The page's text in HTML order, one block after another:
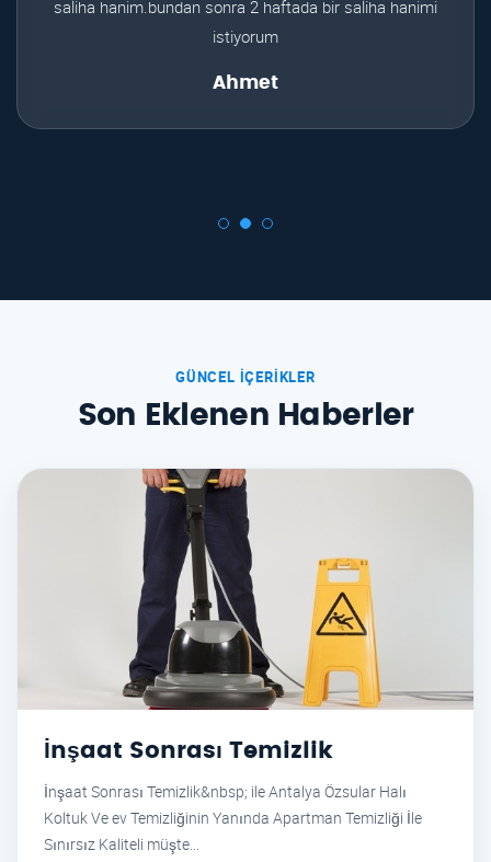
saliha hanim.bundan sonra 2 haftada bir saliha hanimi
istiyorum
Ahmet
GÜNCEL İÇERIKLER
Son Eklenen Haberler
İnşaat Sonrası Temizlik
İnşaat Sonrası Temizlik&nbsp; ile Antalya Özsular Halı
Koltuk Ve ev Temizliğinin Yanında Apartman Temizliği İle
Sınırsız Kaliteli müşte...